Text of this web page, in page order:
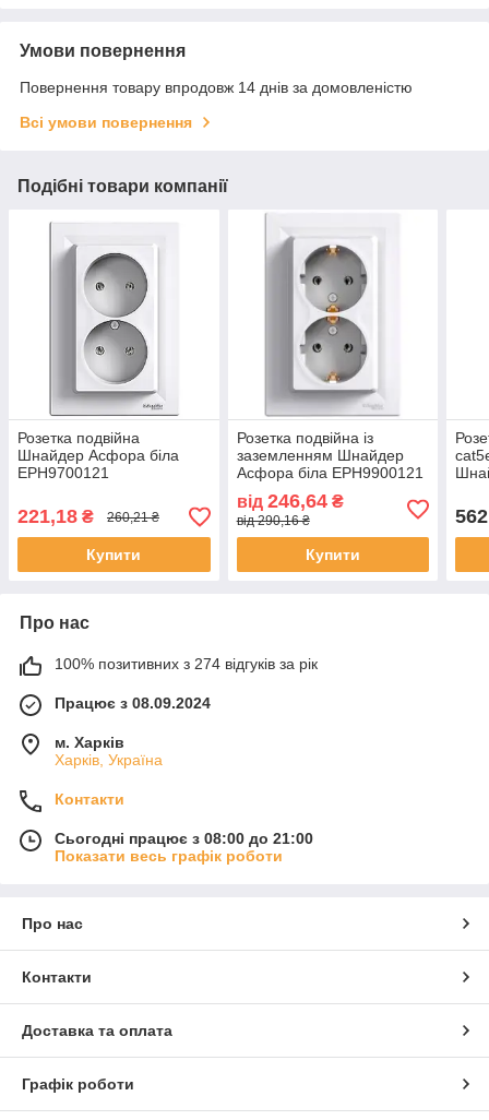
Умови повернення
Повернення товару впродовж 14 днів за домовленістю
Всі умови повернення
Подібні товари компанії
Розетка подвійна
Шнайдер Асфора біла
EPH9700121
221,18 ₴ 260,21 ₴
Купити
Розетка подвійна із
заземленням Шнайдер
Асфора біла EPH9900121
від 246,64₴
від 290,16 ₴
Купити
562
Про нас
100% позитивних з 274 відгуків за рік
Працює з 08.09.2024
м. Харків
Харків, Україна
Контакти
Сьогодні працює з 08:00 до 21:00
Показати весь графік роботи
Про нас
Контакти
Доставка та оплата
Графік роботи